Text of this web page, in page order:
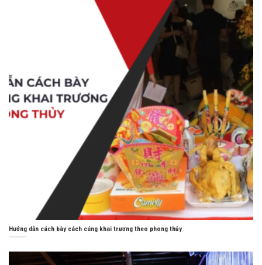
Hướng dẫn cách bày cách cúng khai trương theo phong thủy